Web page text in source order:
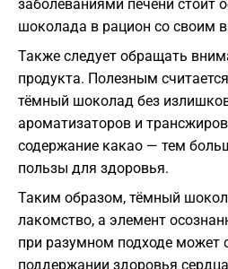
заболеваниями печени стоит
шоколада в рацион со своим
Также следует обращать
продукта. Полезным
тёмный шоколад без
ароматизаторов и
содержание какао — тем
пользы для здоровья.
Таким образом, тёмный
лакомство, а элемент
при разумном подходе может
поддержании здоровья